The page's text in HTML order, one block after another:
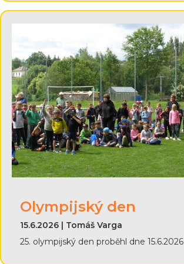
Olympijský den
15.6.2026 | Tomáš Varga
25. olympijský den proběhl dne 15.6.2026